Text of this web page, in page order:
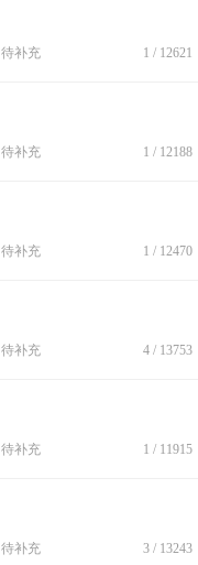
待补充 1 / 12621
待补充 1 / 12188
待补充 1 / 12470
待补充 4 / 13753
待补充 1 / 11915
待补充 3 / 13243